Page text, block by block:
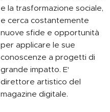
e la trasformazione sociale,
e cerca costantemente
nuove sfide e opportunità
per applicare le sue
conoscenze a progetti di
grande impatto. E'
direttore artistico del
magazine digitale.